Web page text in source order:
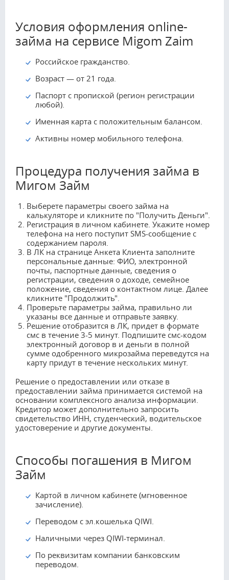
Условия оформления оnline-
займа на сервисе Migom Zaim
Российское гражданство.
Возраст — от 21 года.
Паспорт с пропиской (регион регистрации
любой).
Именная карта с положительным балансом.
Активны номер мобильного телефона.
Процедура получения займа в
Мигом Займ
Выберете параметры своего займа на
калькуляторе и кликните по "Получить Деньги".
Регистрация в личном кабинете. Укажите номер
телефона на него поступит SMS-сообщение с
содержанием пароля.
В ЛК на странице Анкета Клиента заполните
персональные данные: ФИО, электронной
почты, паспортные данные, сведения о
регистрации, сведения о доходе, семейное
положение, сведения о контактном лице. Далее
кликните "Продолжить".
Проверьте параметры займа, правильно ли
указаны все данные и отправьте заявку.
Решение отобразится в ЛК, придет в формате
смс в течение 3-5 минут. Подпишите смс-кодом
электронный договор в и деньги в полной
сумме одобренного микрозайма переведутся на
карту придут в течение нескольких минут.
Решение о предоставлении или отказе в
предоставлении займа принимается системой на
основании комплексного анализа информации.
Кредитор может дополнительно запросить
свидетельство ИНН, студенческий, водительское
удостоверение и другие документы.
Способы погашения в Мигом
Займ
Картой в личном кабинете (мгновенное
зачисление).
Переводом с эл.кошелька QIWI.
Наличными через QIWI-терминал.
По реквизитам компании банковским
переводом.